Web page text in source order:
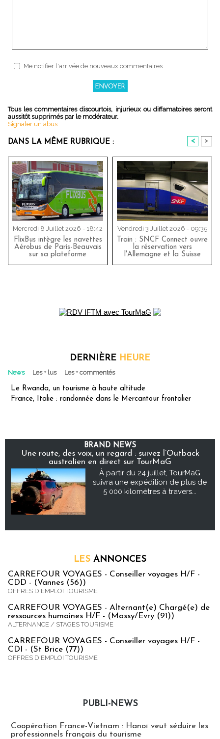
Me notifier l'arrivée de nouveaux commentaires
Tous les commentaires discourtois, injurieux ou diffamatoires seront
aussitôt supprimés par le modérateur.
Signaler un abus
DANS LA MÊME RUBRIQUE : < >
Mercredi 8 Juillet 2026 - 18:42
FlixBus intègre les navettes
Aérobus de Paris-Beauvais
sur sa plateforme
Vendredi 3 Juillet 2026 - 09:35
Train : SNCF Connect ouvre
la réservation vers
l'Allemagne et la Suisse
DERNIÈRE HEURE
News Les + lus Les + commentés
Le Rwanda, un tourisme à haute altitude
France, Italie : randonnée dans le Mercantour frontalier
BRAND NEWS
Une route, des voix, un regard : suivez l’Outback
australien en direct sur TourMaG
À partir du 24 juillet, TourMaG
suivra une expédition de plus de
5 000 kilomètres à travers...
LES ANNONCES
CARREFOUR VOYAGES - Conseiller voyages H/F -
CDD - (Vannes (56))
OFFRES D'EMPLOI TOURISME
CARREFOUR VOYAGES - Alternant(e) Chargé(e) de
ressources humaines H/F - (Massy/Evry (91))
ALTERNANCE / STAGES TOURISME
CARREFOUR VOYAGES - Conseiller voyages H/F -
CDI - (St Brice (77))
OFFRES D'EMPLOI TOURISME
PUBLI-NEWS
Coopération France-Vietnam : Hanoï veut séduire les
professionnels français du tourisme